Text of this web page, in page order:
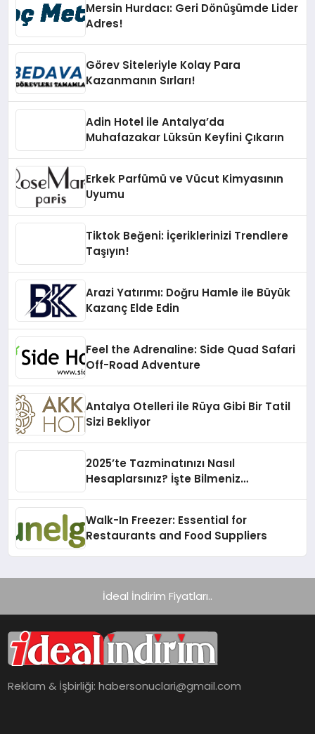
Mersin Hurdacı: Geri Dönüşümde Lider
Adres!
Görev Siteleriyle Kolay Para
Kazanmanın Sırları!
Adin Hotel ile Antalya’da
Muhafazakar Lüksün Keyfini Çıkarın
Erkek Parfümü ve Vücut Kimyasının
Uyumu
Tiktok Beğeni: İçeriklerinizi Trendlere
Taşıyın!
Arazi Yatırımı: Doğru Hamle ile Büyük
Kazanç Elde Edin
Feel the Adrenaline: Side Quad Safari
Off-Road Adventure
Antalya Otelleri ile Rüya Gibi Bir Tatil
Sizi Bekliyor
2025’te Tazminatınızı Nasıl
Hesaplarsınız? İşte Bilmeniz
Walk-In Freezer: Essential for
Restaurants and Food Suppliers
İdeal İndirim Fiyatları..
Reklam & İşbirliği:habersonuclari@gmail.com